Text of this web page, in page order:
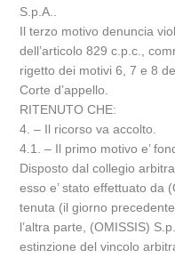
S.p.A..
Il terzo motivo denuncia
dell’articolo 829 c.p.c.,
rigetto dei motivi 6, 7 e 8
Corte d’appello.
RITENUTO CHE:
4. – Il ricorso va accolto.
4.1. – Il primo motivo e’
Disposto dal collegio
esso e’ stato effettuato da
tenuta (il giorno
l’altra parte, (OMISSIS)
estinzione del vincolo